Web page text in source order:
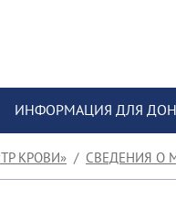
ИНФОРМАЦИЯ ДЛЯ
КРОВИ» СВЕДЕНИЯ О